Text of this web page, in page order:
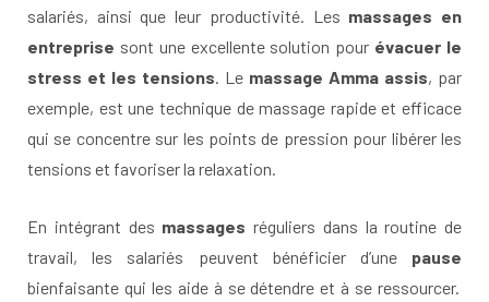
salariés, ainsi que leur productivité. Les massages en
entreprise sont une excellente solution pour évacuer le
stress et les tensions. Le massage Amma assis, par
exemple, est une technique de massage rapide et efficace
qui se concentre sur les points de pression pour libérer les
tensions et favoriser la relaxation.
En intégrant des massages réguliers dans la routine de
travail, les salariés peuvent bénéficier d’une pause
bienfaisante qui les aide à se détendre et à se ressourcer.